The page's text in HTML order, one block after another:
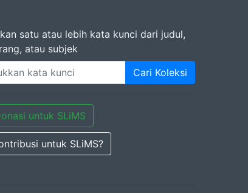
satu atau lebih kata kunci dari judul,
atau subjek
Cari Koleksi
untuk SLiMS
untuk SLiMS?